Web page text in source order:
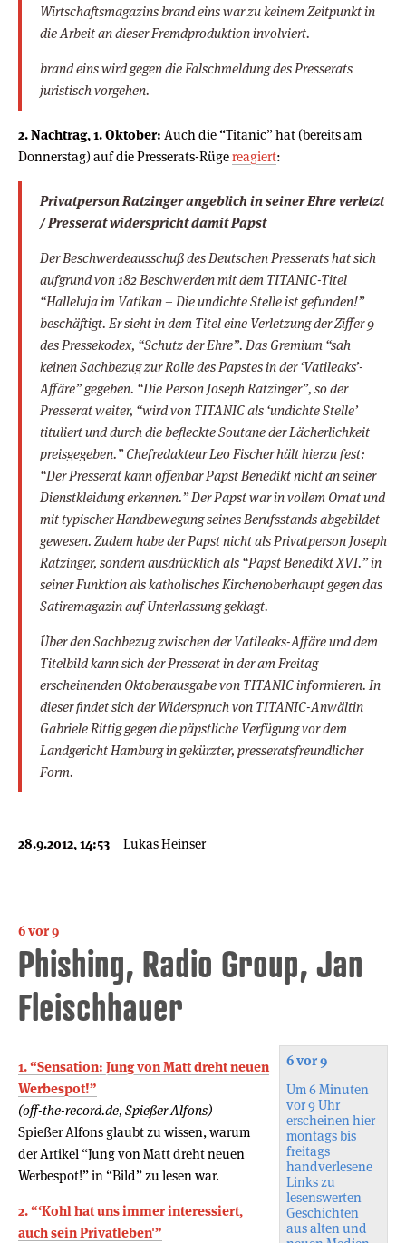
Wirtschaftsmagazins brand eins war zu keinem Zeitpunkt in
die Arbeit an dieser Fremdproduktion involviert.
brand eins wird gegen die Falschmeldung des Presserats
juristisch vorgehen.
2. Nachtrag, 1. Oktober: Auch die “Titanic” hat (bereits am
Donnerstag) auf die Presserats-Rügereagiert:
Privatperson Ratzinger angeblich in seiner Ehre verletzt
/ Presserat widerspricht damit Papst
Der Beschwerdeausschuß des Deutschen Presserats hat sich
aufgrund von 182 Beschwerden mit dem TITANIC-Titel
“Halleluja im Vatikan – Die undichte Stelle ist gefunden!”
beschäftigt. Er sieht in dem Titel eine Verletzung der Ziffer 9
des Pressekodex, “Schutz der Ehre”. Das Gremium “sah
keinen Sachbezug zur Rolle des Papstes in der ‘Vatileaks’-
Affäre” gegeben. “Die Person Joseph Ratzinger”, so der
Presserat weiter, “wird von TITANIC als ‘undichte Stelle’
tituliert und durch die befleckte Soutane der Lächerlichkeit
preisgegeben.” Chefredakteur Leo Fischer hält hierzu fest:
“Der Presserat kann offenbar Papst Benedikt nicht an seiner
Dienstkleidung erkennen.” Der Papst war in vollem Ornat und
mit typischer Handbewegung seines Berufsstands abgebildet
gewesen. Zudem habe der Papst nicht als Privatperson Joseph
Ratzinger, sondern ausdrücklich als “Papst Benedikt XVI.” in
seiner Funktion als katholisches Kirchenoberhaupt gegen das
Satiremagazin auf Unterlassung geklagt.
Über den Sachbezug zwischen der Vatileaks-Affäre und dem
Titelbild kann sich der Presserat in der am Freitag
erscheinenden Oktoberausgabe von TITANIC informieren. In
dieser findet sich der Widerspruch von TITANIC-Anwältin
Gabriele Rittig gegen die päpstliche Verfügung vor dem
Landgericht Hamburg in gekürzter, presseratsfreundlicher
Form.
28.9.2012, 14:53 Lukas Heinser
6 vor 9
Phishing, Radio Group, Jan
Fleischhauer
6 vor 9
Um 6 Minuten
vor 9 Uhr
erscheinen hier
montags bis
freitags
handverlesene
Links zu
lesenswerten
Geschichten
aus alten und
1. “Sensation: Jung von Matt dreht neuen
Werbespot!”
(off-the-record.de, Spießer Alfons)
Spießer Alfons glaubt zu wissen, warum
der Artikel “Jung von Matt dreht neuen
Werbespot!” in “Bild” zu lesen war.
2. “‘Kohl hat uns immer interessiert,
auch sein Privatleben'”